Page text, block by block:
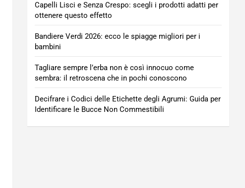
Capelli Lisci e Senza Crespo: scegli i prodotti adatti per
ottenere questo effetto
Bandiere Verdi 2026: ecco le spiagge migliori per i
bambini
Tagliare sempre l’erba non è così innocuo come
sembra: il retroscena che in pochi conoscono
Decifrare i Codici delle Etichette degli Agrumi: Guida per
Identificare le Bucce Non Commestibili